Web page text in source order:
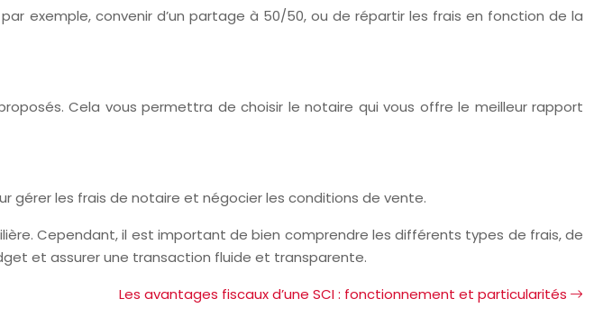
exemple, convenir d’un partage à 50/50, ou de répartir les frais en fonction de la
Cela vous permettra de choisir le notaire qui vous offre le meilleur rapport
gérer les frais de notaire et négocier les conditions de vente.
Cependant, il est important de bien comprendre les différents types de frais, de
et assurer une transaction fluide et transparente.
Les avantages fiscaux d’une SCI : fonctionnement et particularités